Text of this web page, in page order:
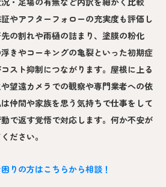
やアフターフォローの充実度も評価し
の割れや雨樋の詰まり、塗膜の粉化
浮きやコーキングの亀裂といった初期症
スト抑制につながります。屋根に上る
望遠カメラでの観察や専門業者への依
仲間や家族を思う気持ちで仕事をして
で返す覚悟で対応します。何か不安が
ださい。
りの方はこちらから相談！